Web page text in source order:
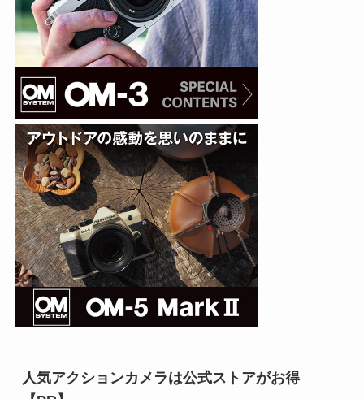
人気アクションカメラは公式ストアがお得